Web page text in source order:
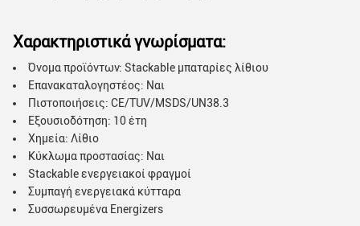
Χαρακτηριστικά γνωρίσματα:
Όνομα προϊόντων: Stackable μπαταρίες λίθιου
Επανακαταλογηστέος: Ναι
Πιστοποιήσεις: CE/TUV/MSDS/UN38.3
Εξουσιοδότηση: 10 έτη
Χημεία: Λίθιο
Κύκλωμα προστασίας: Ναι
Stackable ενεργειακοί φραγμοί
Συμπαγή ενεργειακά κύτταρα
Συσσωρευμένα Energizers